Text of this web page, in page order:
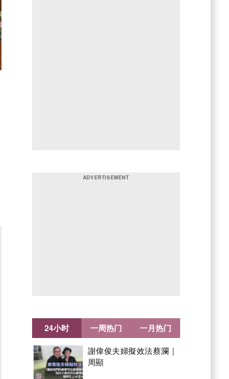
24小时
謝偉俊夫婦擬效法蔡瀾｜
周顯
一周热门 一月热门